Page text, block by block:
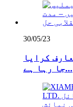
30/05/23
متعارف کرایا
جا رہا ہے...